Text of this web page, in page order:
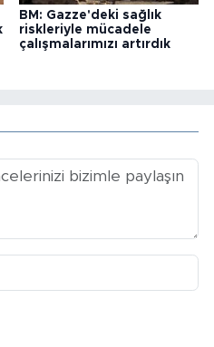
BM: Gazze'deki sağlık
riskleriyle mücadele
çalışmalarımızı artırdık